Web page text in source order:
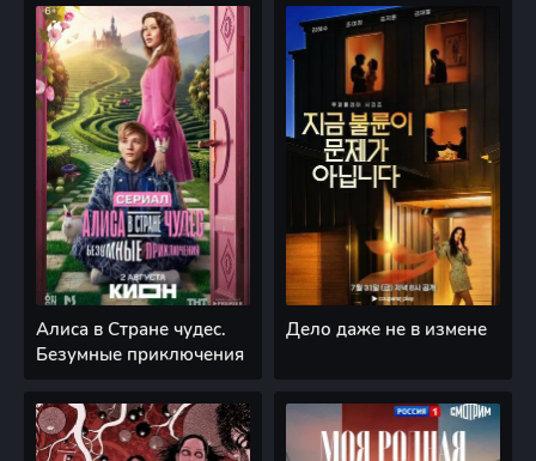
Алиса в Стране чудес.
Безумные приключения
Дело даже не в измене